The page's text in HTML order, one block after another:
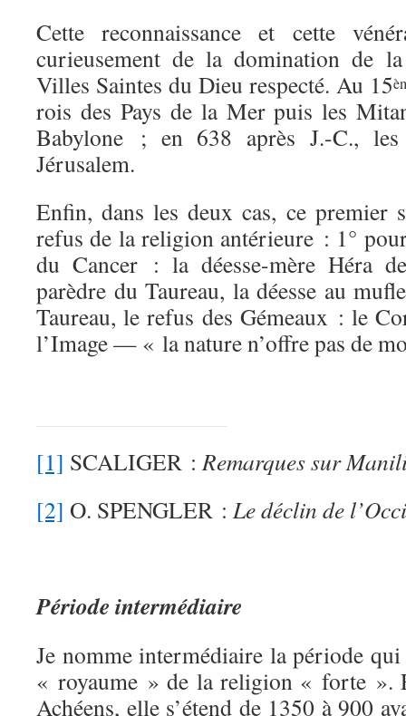
Cette reconnaissance et cette
curieusement de la domination de
Villes Saintes du Dieu respecté. Au 15
rois des Pays de la Mer puis les
Babylone ; en 638 après J.-C., les
Jérusalem.
Enfin, dans les deux cas, ce premier
refus de la religion antérieure : 1°
du Cancer : la déesse-mère Héra
parèdre du Taureau, la déesse au
Taureau, le refus des Gémeaux : le
l’Image — « la nature n’offre pas de
[1] SCALIGER : Remarques sur
[2] O. SPENGLER : Le déclin de
Période intermédiaire
Je nomme intermédiaire la période
« royaume » de la religion « forte ».
Achéens, elle s’étend de 1350 à 900